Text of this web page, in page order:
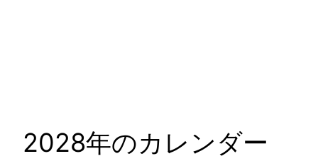
2028年のカレンダー